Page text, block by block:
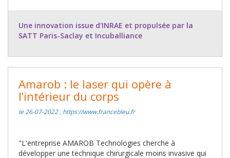
Une innovation issue d'INRAE et propulsée par la
SATT Paris-Saclay et Incuballiance
Amarob : le laser qui opère à
l’intérieur du corps
le 26-07-2022 , https://www.francebleu.fr
"L'entreprise AMAROB Technologies cherche à
développer une technique chirurgicale moins invasive qui